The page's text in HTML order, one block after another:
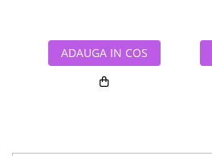
ADAUGA IN COS